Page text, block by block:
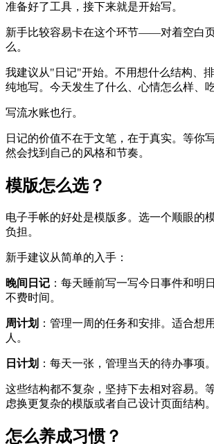
准备好了工具，接下来就是开始写。
新手比较容易卡在这个环节——对着空白
么。
我建议从"日记"开始。不用想什么结构、
纯地写。今天发生了什么、心情怎么样、
写流水账也行。
日记的价值不在于文笔，在于真实。等你
然会找到自己的风格和节奏。
模版怎么选？
电子手帐的好处是模版多。选一个顺眼的
负担。
新手建议从简单的入手：
晚间日记 ：每天睡前写一写今日事件和明
不费时间。
周计划 ：管理一周的任务和安排。适合想
人。
日计划 ：每天一张，管理当天的待办事项。
这些结构都不复杂，坚持下去相对容易。
虑换更复杂的模版或者自己设计页面结构。
怎么养成习惯？